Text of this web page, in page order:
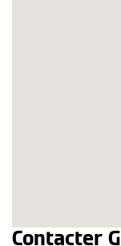
Contacter